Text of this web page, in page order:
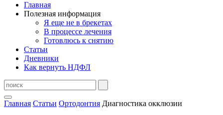
Главная
Полезная информация
Я еще не в брекетах
В процессе лечения
Готовлюсь к снятию
Статьи
Дневники
Как вернуть НДФЛ
Главная Статьи Ортодонтия Диагностика окклюзии